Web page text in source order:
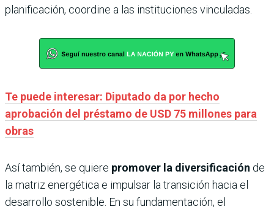
planificación, coordine a las instituciones vinculadas.
Te puede interesar: Diputado da por hecho
aprobación del préstamo de USD 75 millones para
obras
Así también, se quiere promover la diversificación de
la matriz energética e impulsar la transición hacia el
desarrollo sostenible. En su fundamentación, el